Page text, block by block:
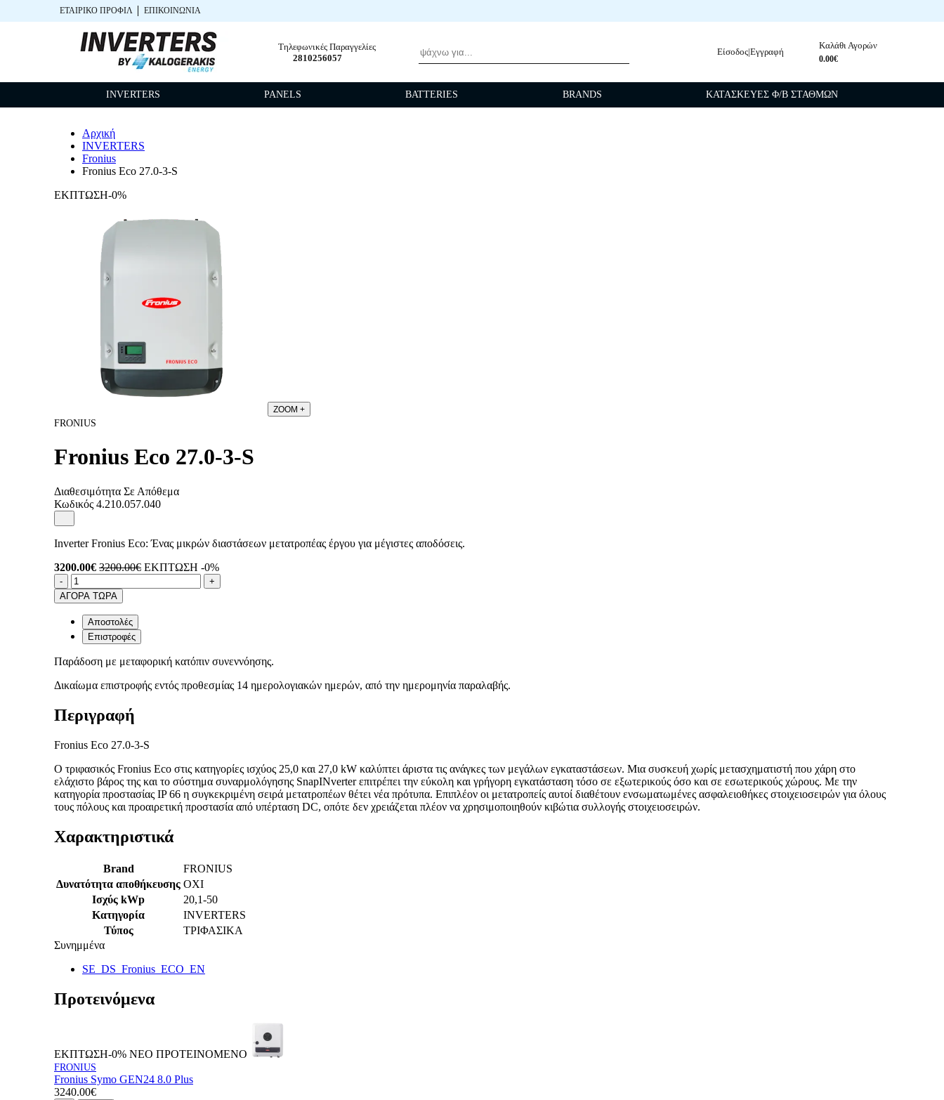
ΕΤΑΙΡΙΚΌ ΠΡΟΦΊΛ ΕΠΙΚΟΙΝΩΝΊΑ
Τηλεφωνικές Παραγγελίες
2810256057
Αναζήτηση
Είσοδος|Εγγραφή
Καλάθι Αγορών
0.00€
INVERTERS PANELS BATTERIES BRANDS ΚΑΤΑΣΚΕΥΕΣ Φ/Β ΣΤΑΘΜΩΝ
Αρχική
INVERTERS
Fronius
Fronius Eco 27.0-3-S
ΕΚΠΤΩΣΗ-0%
ZOOM +
FRONIUS
Fronius Eco 27.0-3-S
Διαθεσιμότητα Σε Απόθεμα
Κωδικός 4.210.057.040
Inverter Fronius Eco: Ένας μικρών διαστάσεων μετατροπέας έργου για μέγιστες αποδόσεις.
3200.00€ 3200.00€ ΕΚΠΤΩΣΗ -0%
Ποσότητα
-product.increase.quantity +
ΑΓΟΡΑ ΤΩΡΑ
Αποστολές
Επιστροφές
Παράδοση με μεταφορική κατόπιν συνεννόησης.
Δικαίωμα επιστροφής εντός προθεσμίας 14 ημερολογιακών ημερών, από την ημερομηνία παραλαβής.
Περιγραφή
Fronius Eco 27.0-3-S
Ο τριφασικός Fronius Eco στις κατηγορίες ισχύος 25,0 και 27,0 kW καλύπτει άριστα τις ανάγκες των μεγάλων εγκαταστάσεων. Μια συσκευή χωρίς μετασχηματιστή που χάρη στο
ελάχιστο βάρος της και το σύστημα συναρμολόγησης SnapINverter επιτρέπει την εύκολη και γρήγορη εγκατάσταση τόσο σε εξωτερικούς όσο και σε εσωτερικούς χώρους. Με την
κατηγορία προστασίας IP 66 η συγκεκριμένη σειρά μετατροπέων θέτει νέα πρότυπα. Επιπλέον οι μετατροπείς αυτοί διαθέτουν ενσωματωμένες ασφαλειοθήκες στοιχειοσειρών για όλους
τους πόλους και προαιρετική προστασία από υπέρταση DC, οπότε δεν χρειάζεται πλέον να χρησιμοποιηθούν κιβώτια συλλογής στοιχειοσειρών.
Χαρακτηριστικά
Brand
FRONIUS
Δυνατότητα αποθήκευσης ΟΧΙ
Ισχύς kWp
20,1-50
Κατηγορία
INVERTERS
Τύπος
ΤΡΙΦΑΣΙΚΑ
Συνημμένα
SE_DS_Fronius_ECO_EN
Προτεινόμενα
ΕΚΠΤΩΣΗ-0% ΝΕΟ ΠΡΟΤΕΙΝΟΜΕΝΟ
FRONIUS
Fronius Symo GEN24 8.0 Plus
3240.00€
0